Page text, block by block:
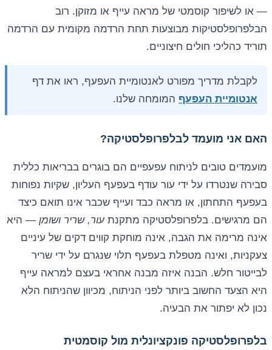
— או לשיפור קוסמטי של מראה עייף או מזוקן. רוב
הבלפרופלסטיקות מבוצעות תחת הרדמה מקומית עם הרדמה
תוריד כהליכי חולים חיצוניים.
לקבלת מדריך מפורט לאנטומיית העפעף, ראו את דף
אנטומיית העפעף המומחה שלנו.
האם אני מועמד לבלפרופלסטיקה?
מועמדים טובים לניתוח עפעפיים הם בוגרים בבריאות כללית
סבירה שנטרדו על ידי עור עודף בעפעף העליון, שקיות נפוחות
בעפעף התחתון, או מראה כבד ועייף שכבר אינו תואם כיצד
הם מרגישים. בלפרופלסטיקה מתקנת עור, שריר ושומן — היא
אינה מרימה את הגבה, אינה מוחקת קווים דקים של עיניים
צעקניות, ואינה מטפלת בעפעף תלוי שנגרם על ידי שריר
לבייטור חלש. הבנה איזה מבנה אחראי בעצם למראה עייף
היא הצעד החשוב ביותר לפני הניתוח, מכיוון שהניתוח הלא
נכון לא יפתור את הבעיה.
בלפרופלסטיקה פונקציונלית מול קוסמטית